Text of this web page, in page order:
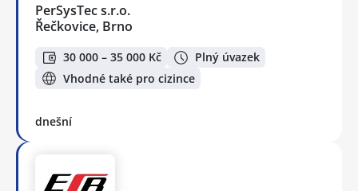
PerSysTec s.r.o.
Řečkovice, Brno
30 000 – 35 000 Kč
Plný úvazek
Vhodné také pro cizince
dnešní